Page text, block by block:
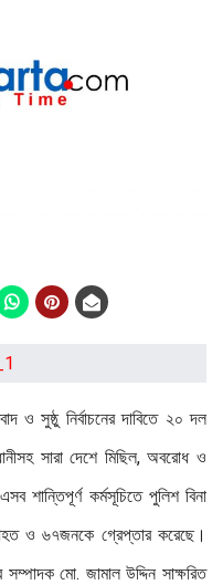
ও সুষ্ঠু নির্বাচনের দাবিতে ২০ দল
সারা দেশে মিছিল, অবরোধ ও
শান্তিপূর্ণ কর্মসূচিতে পুলিশ বিনা
ও ৬৭জনকে গ্রেপ্তার করেছে।
সম্পাদক মো. জামাল উদ্দিন সাক্ষরিত